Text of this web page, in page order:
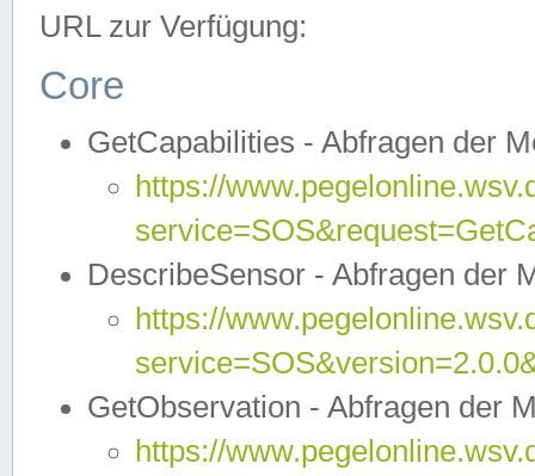
URL zur Verfügung:
Core
GetCapabilities - Abfragen der
https://
DescribeSensor - Abfragen der
https://
GetObservation - Abfragen der
https://